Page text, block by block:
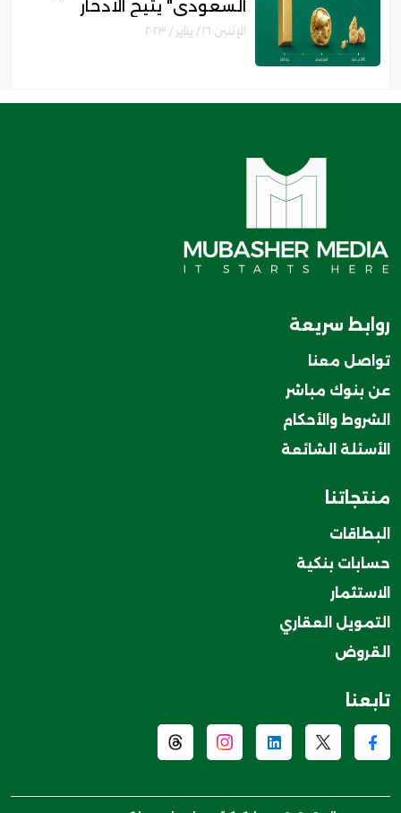
السعودي" يتيح الادخار
والاستثمار في الذهب .. تعرف
الإثنين ١٦ / يناير / ٢٠٢٣
روابط سريعة
تواصل معنا
عن بنوك مباشر
الشروط والأحكام
الأسئلة الشائعة
منتجاتنا
البطاقات
حسابات بنكية
الاستثمار
التمويل العقاري
القروض
تابعنا